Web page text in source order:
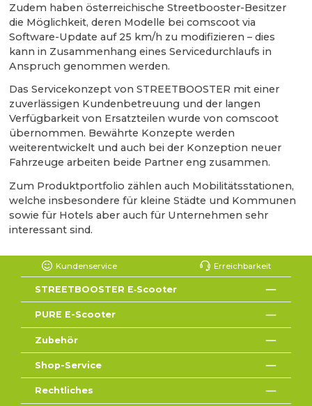
Zudem haben österreichische Streetbooster-Besitzer
die Möglichkeit, deren Modelle bei comscoot via
Software-Update auf 25 km/h zu modifizieren – dies
kann in Zusammenhang eines Servicedurchlaufs in
Anspruch genommen werden.
Das Servicekonzept von STREETBOOSTER mit einer
zuverlässigen Kundenbetreuung und der langen
Verfügbarkeit von Ersatzteilen wurde von comscoot
übernommen. Bewährte Konzepte werden
weiterentwickelt und auch bei der Konzeption neuer
Fahrzeuge arbeiten beide Partner eng zusammen.
Zum Produktportfolio zählen auch Mobilitätsstationen,
welche insbesondere für kleine Städte und Kommunen
sowie für Hotels aber auch für Unternehmen sehr
interessant sind.
Kundenservice Erreichbarkeit
STREETBOOSTER E‑Scooter
PURE E-Scooter
Zubehör
Shop-Service
Rechtliches